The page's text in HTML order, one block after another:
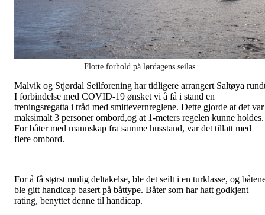
Flotte forhold på lørdagens seilas.
Malvik og Stjørdal Seilforening har tidligere arrangert Saltøya
I forbindelse med COVID-19 ønsket vi å få i stand en
treningsregatta i tråd med smittevernreglene. Dette gjorde at det var
maksimalt 3 personer ombord,og at 1-meters regelen kunne holdes.
For båter med mannskap fra samme husstand, var det tillatt med
flere ombord.
For å få størst mulig deltakelse, ble det seilt i en turklasse, og
ble gitt handicap basert på båttype. Båter som har hatt godkjent
rating, benyttet denne til handicap.